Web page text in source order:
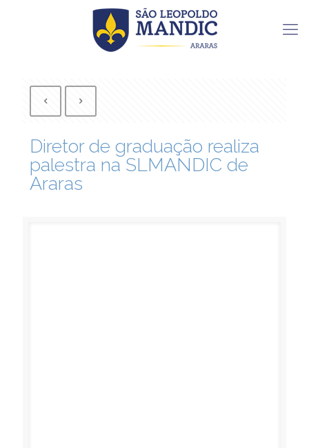
Diretor de graduação realiza
palestra na SLMANDIC de
Araras